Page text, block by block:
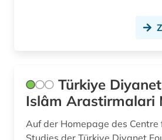
Türkiye
Islâm Arastirmalari
Auf der Homepage des Centre